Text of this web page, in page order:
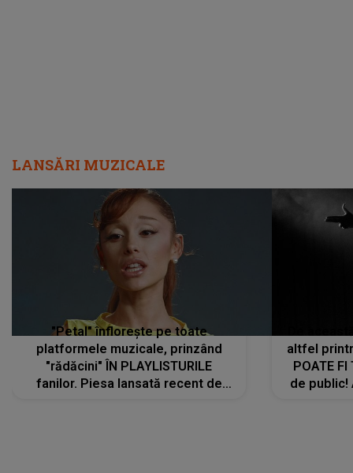
LANSĂRI MUZICALE
"Petal" înflorește pe toate
platformele muzicale, prinzând
"rădăcini" ÎN PLAYLISTURILE
fanilor. Piesa lansată recent de
altfel
POATE FI
de public!